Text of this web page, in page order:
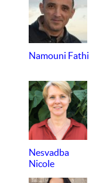
Namouni Fathi
Nesvadba
Nicole